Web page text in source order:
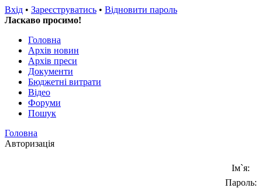
Вхід • Зареєструватись • Відновити пароль
Ласкаво просимо!
Головна
Архів новин
Архів преси
Документи
Бюджетні витрати
Відео
Форуми
Пошук
Головна
Авторизація
Ім`я:
Пароль: